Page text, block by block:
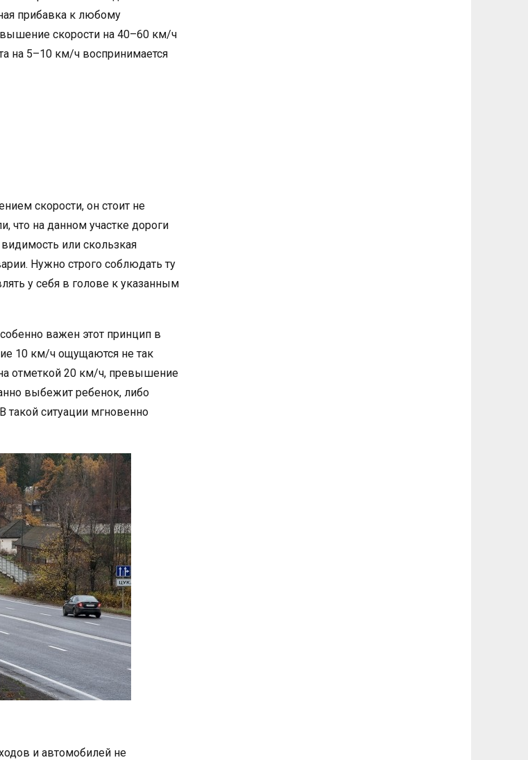
прибавка к любому
скорости на 40–60 км/ч
на 5–10 км/ч воспринимается
скорости, он стоит не
что на данном участке дороги
или скользкая
Нужно строго соблюдать ту
у себя в голове к указанным
важен этот принцип в
10 км/ч ощущаются не так
отметкой 20 км/ч, превышение
выбежит ребенок, либо
такой ситуации мгновенно
и автомобилей не